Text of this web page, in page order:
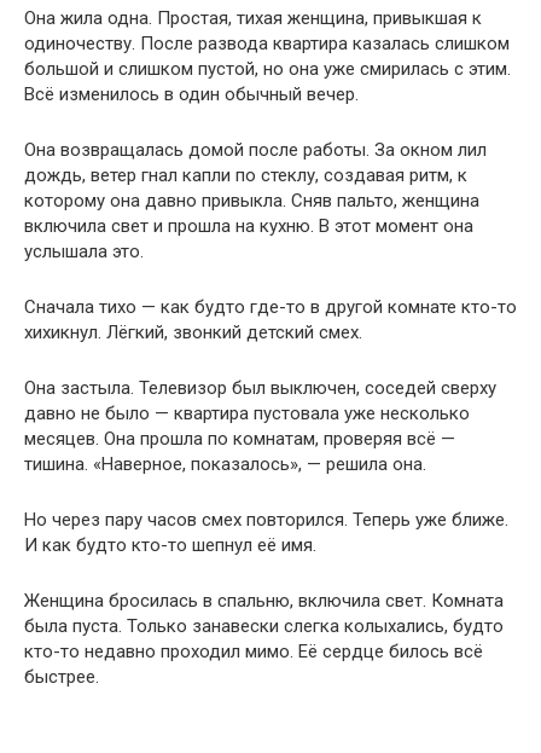
Она жила одна. Простая, тихая женщина, привыкшая к
одиночеству. После развода квартира казалась слишком
большой и слишком пустой, но она уже смирилась с этим.
Всё изменилось в один обычный вечер.
Она возвращалась домой после работы. За окном лил
дождь, ветер гнал капли по стеклу, создавая ритм, к
которому она давно привыкла. Сняв пальто, женщина
включила свет и прошла на кухню. В этот момент она
услышала это.
Сначала тихо — как будто где-то в другой комнате кто-то
хихикнул. Лёгкий, звонкий детский смех.
Она застыла. Телевизор был выключен, соседей сверху
давно не было — квартира пустовала уже несколько
месяцев. Она прошла по комнатам, проверяя всё —
тишина. «Наверное, показалось», — решила она.
Но через пару часов смех повторился. Теперь уже ближе.
И как будто кто-то шепнул её имя.
Женщина бросилась в спальню, включила свет. Комната
была пуста. Только занавески слегка колыхались, будто
кто-то недавно проходил мимо. Её сердце билось всё
быстрее.